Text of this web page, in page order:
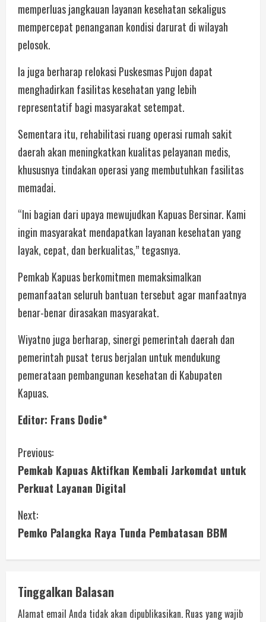
memperluas jangkauan layanan kesehatan sekaligus
mempercepat penanganan kondisi darurat di wilayah
pelosok.
Ia juga berharap relokasi Puskesmas Pujon dapat
menghadirkan fasilitas kesehatan yang lebih
representatif bagi masyarakat setempat.
Sementara itu, rehabilitasi ruang operasi rumah sakit
daerah akan meningkatkan kualitas pelayanan medis,
khususnya tindakan operasi yang membutuhkan fasilitas
memadai.
“Ini bagian dari upaya mewujudkan Kapuas Bersinar. Kami
ingin masyarakat mendapatkan layanan kesehatan yang
layak, cepat, dan berkualitas,” tegasnya.
Pemkab Kapuas berkomitmen memaksimalkan
pemanfaatan seluruh bantuan tersebut agar manfaatnya
benar-benar dirasakan masyarakat.
Wiyatno juga berharap, sinergi pemerintah daerah dan
pemerintah pusat terus berjalan untuk mendukung
pemerataan pembangunan kesehatan di Kabupaten
Kapuas.
Editor: Frans Dodie*
Previous:
Pemkab Kapuas Aktifkan Kembali Jarkomdat untuk
Perkuat Layanan Digital
Next:
Pemko Palangka Raya Tunda Pembatasan BBM
Tinggalkan Balasan
Alamat email Anda tidak akan dipublikasikan. Ruas yang wajib